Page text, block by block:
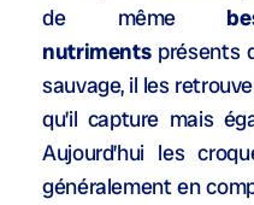
de même
nutrimentsprésents
sauvage, il les
qu’il capture mais
Aujourd’hui les
généralement en